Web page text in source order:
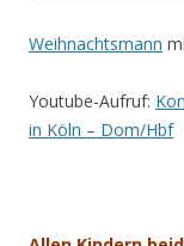
Weihnachtsmann
Youtube-Aufruf:
in Köln – Dom/Hbf